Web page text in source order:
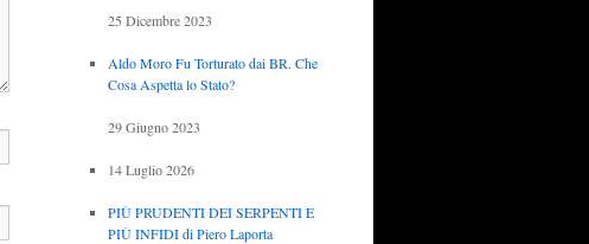
25 Dicembre 2023
Aldo Moro Fu Torturato dai BR. Che
Cosa Aspetta lo Stato?
29 Giugno 2023
14 Luglio 2026
PIÙ PRUDENTI DEI SERPENTI E
PIÙ INFIDI di Piero Laporta